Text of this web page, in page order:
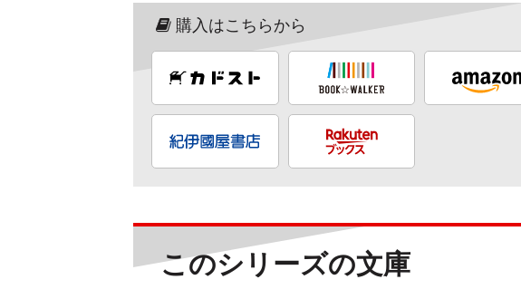
購入はこちらから
このシリーズの文庫